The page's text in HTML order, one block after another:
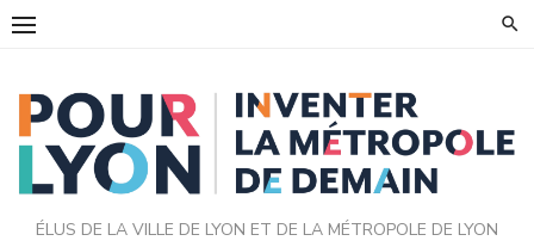
Skip
ÉLUS DE LA VILLE DE LYON ET DE LA MÉTROPOLE DE LYON